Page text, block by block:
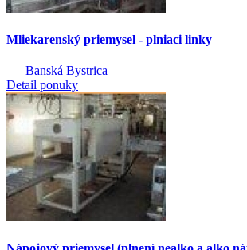
Mliekarenský priemysel - plniaci linky
Banská Bystrica
Detail ponuky